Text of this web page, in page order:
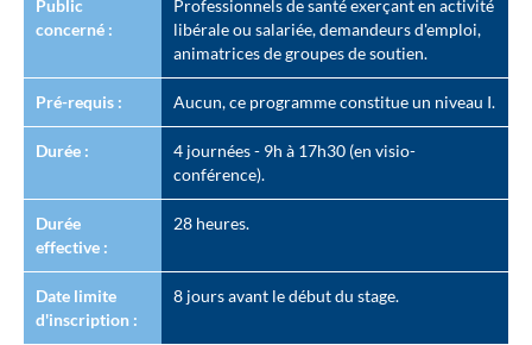
Public
concerné :
Professionnels de santé exerçant en activité
libérale ou salariée, demandeurs d'emploi,
animatrices de groupes de soutien.
Pré-requis : Aucun, ce programme constitue un niveau I.
Durée :
4 journées - 9h à 17h30 (en visio-
conférence).
Durée
effective :
28 heures.
Date limite
d'inscription :
8 jours avant le début du stage.